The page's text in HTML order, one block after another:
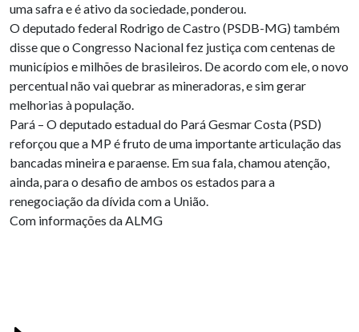
uma safra e é ativo da sociedade, ponderou.
O deputado federal Rodrigo de Castro (PSDB-MG) também
disse que o Congresso Nacional fez justiça com centenas de
municípios e milhões de brasileiros. De acordo com ele, o novo
percentual não vai quebrar as mineradoras, e sim gerar
melhorias à população.
Pará – O deputado estadual do Pará Gesmar Costa (PSD)
reforçou que a MP é fruto de uma importante articulação das
bancadas mineira e paraense. Em sua fala, chamou atenção,
ainda, para o desafio de ambos os estados para a
renegociação da dívida com a União.
Com informações da ALMG